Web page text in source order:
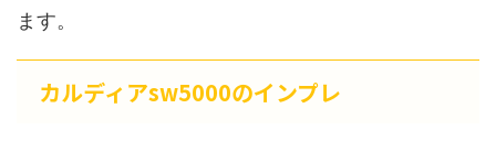
ます。
カルディアsw5000のインプレ